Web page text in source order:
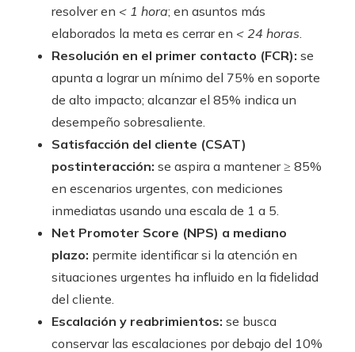
resolver en < 1 hora; en asuntos más
elaborados la meta es cerrar en < 24 horas.
Resolución en el primer contacto (FCR): se
apunta a lograr un mínimo del 75% en soporte
de alto impacto; alcanzar el 85% indica un
desempeño sobresaliente.
Satisfacción del cliente (CSAT)
postinteracción: se aspira a mantener ≥ 85%
en escenarios urgentes, con mediciones
inmediatas usando una escala de 1 a 5.
Net Promoter Score (NPS) a mediano
plazo: permite identificar si la atención en
situaciones urgentes ha influido en la fidelidad
del cliente.
Escalación y reabrimientos: se busca
conservar las escalaciones por debajo del 10%